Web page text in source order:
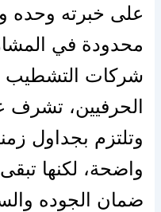
على خبرته وحده
محدودة في
شركات التشطيب
الحرفيين، تشرف
وتلتزم بجداول
واضحة، لكنها
ضمان الجوده